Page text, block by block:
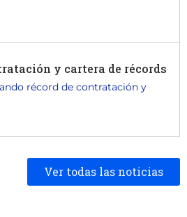
y cartera de récords
récord de contratación y
Ver todas las noticias